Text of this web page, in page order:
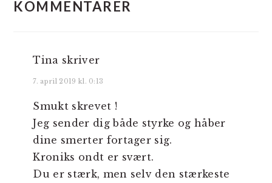
KOMMENTARER
Tina skriver
7. april 2019 kl. 0:13
Smukt skrevet !
Jeg sender dig både styrke og håber
dine smerter fortager sig.
Kroniks ondt er svært.
Du er stærk, men selv den stærkeste